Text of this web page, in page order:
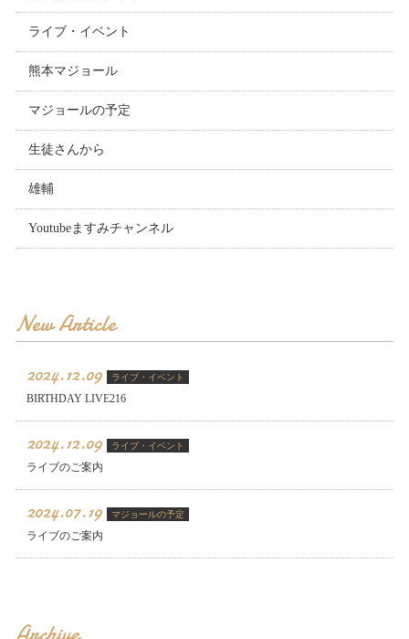
ライブ・イベント
熊本マジョール
マジョールの予定
生徒さんから
雄輔
Youtubeますみチャンネル
New Article
2024.12.09 ライブ・イベント
BIRTHDAY LIVE216
2024.12.09 ライブ・イベント
ライブのご案内
2024.07.19 マジョールの予定
ライブのご案内